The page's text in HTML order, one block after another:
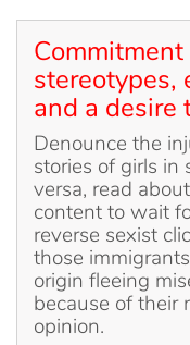
stereotypes,
and a desire
Denounce the
stories of girls in
versa, read
content to wait
reverse sexist
those
origin fleeing
because of their
opinion.